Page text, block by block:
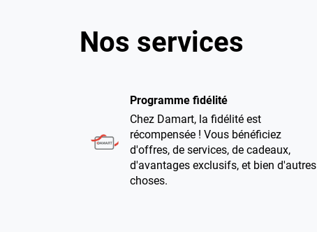
Nos services
Programme fidélité
Chez Damart, la fidélité est
récompensée ! Vous bénéficiez
d'offres, de services, de cadeaux,
d'avantages exclusifs, et bien d'autres
choses.